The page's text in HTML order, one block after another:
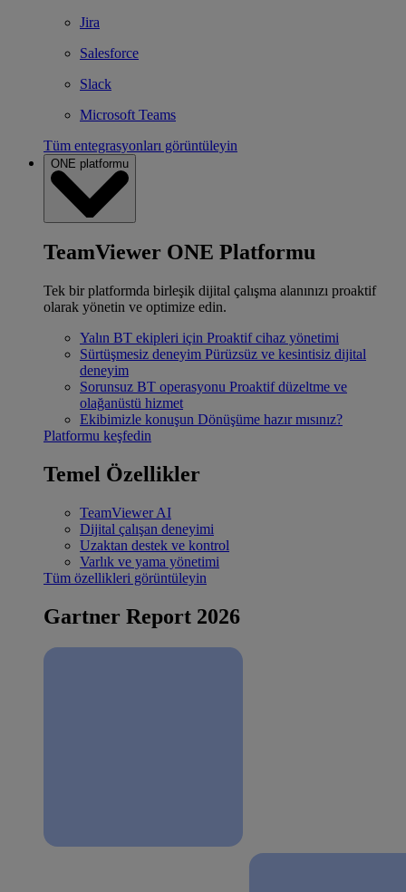
Jira
Salesforce
Slack
Microsoft Teams
Tüm entegrasyonları görüntüleyin
ONE platformu
TeamViewer ONE Platformu
Tek bir platformda birleşik dijital çalışma alanınızı proaktif
olarak yönetin ve optimize edin.
Yalın BT ekipleri için Proaktif cihaz yönetimi
Sürtüşmesiz deneyim Pürüzsüz ve kesintisiz dijital
deneyim
Sorunsuz BT operasyonu Proaktif düzeltme ve
olağanüstü hizmet
Ekibimizle konuşun Dönüşüme hazır mısınız?
Platformu keşfedin
Temel Özellikler
TeamViewer AI
Dijital çalışan deneyimi
Uzaktan destek ve kontrol
Varlık ve yama yönetimi
Tüm özellikleri görüntüleyin
Gartner Report 2026